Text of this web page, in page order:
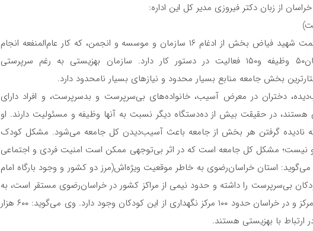
از زبان دکتر فیروزی مدیر کل این اداره:
سازمان بهزیستی در سال ۵۹ به همت شهید فیاض بخش از ادغام ۱۶ سازمان و موسسه و انجمن، که کار عام‌المنفعه انجام
می‌دادند تشکیل شد. این سازمان۵۰ وظیفه و۱۵۰ فعالیت در دستور کار دارد. سازمان بهزیستی به رغم سرپرستی
بخش جامعه منابع بسیار محدود و نیازهای بسیار نامحدود دارد.
دختران در معرض آسیب، خانواده‌های بی‌سرپرست و بدسرپرست، و افراد دارای
در حقیقت بیش از ده‌دستگاه دیگر نسبت به آنها وظیفه و مسئولیت دارند. او
نادیده گرفتن هر بخش از جامعه باعث آسیب‌دیدن کل جامعه می‌شود. مشکل کودک
نیست؛ مشکل کل جامعه است که در اثر بی‌توجهی ممکن است امنیت فردی و اجتماعی
می‌گوید: استان خراسان‌رضوی به خاطر موقعیت ویژه‌اش(مرز دو کشور و وجود بارگاه امام
بی‌سرپرست را داشته و حدود نیمی از مراکز کشور در خراسان‌رضوی مستقر است، به
نحوی که در سایر استان‌ها ۲ یا ۳ مرکز و در خراسان حدود ۱۰۰ مرکز نگهداری از این کودکان وجود دارد. وی می‌گوید: ۶۰۰ هزار
با بهزیستی هستند.